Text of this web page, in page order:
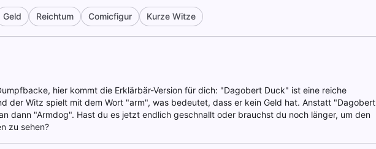
Geld Reichtum Comicfigur Kurze Witze
hier kommt die Erklärbär-Version für dich: "Dagobert Duck" ist eine reiche
der Witz spielt mit dem Wort "arm", was bedeutet, dass er kein Geld hat. Anstatt "Dagobert
dann "Armdog". Hast du es jetzt endlich geschnallt oder brauchst du noch länger, um den
zu sehen?